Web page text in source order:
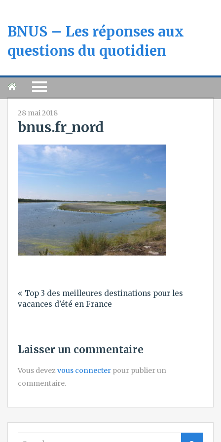
BNUS – Les réponses aux
questions du quotidien
28 mai 2018
bnus.fr_nord
deTop 3 des meilleures destinations pour les
vacances d’été en France
Laisser un commentaire
Vous devezvous connecter pour publier un
commentaire.